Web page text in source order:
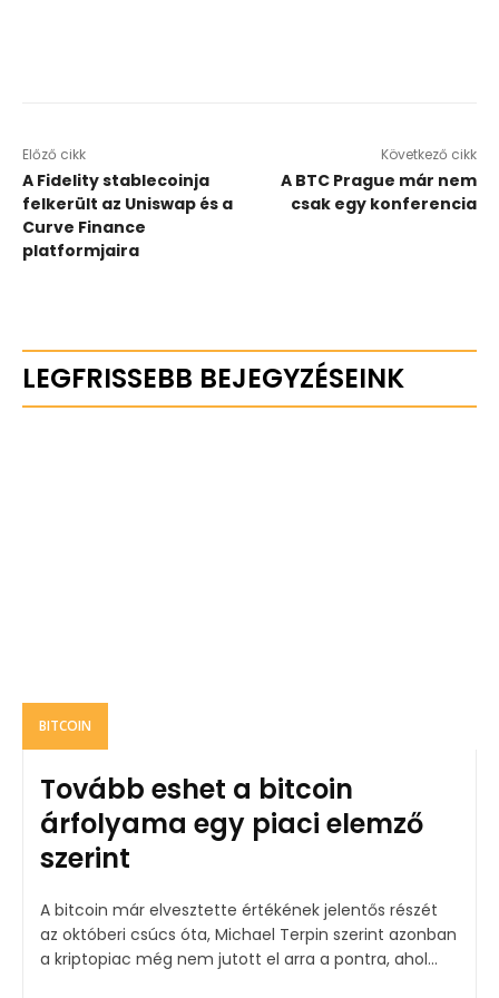
Előző cikk
A Fidelity stablecoinja
felkerült az Uniswap és a
Curve Finance
platformjaira
Következő cikk
A BTC Prague már nem
csak egy konferencia
LEGFRISSEBB BEJEGYZÉSEINK
BITCOIN
Tovább eshet a bitcoin
árfolyama egy piaci elemző
szerint
A bitcoin már elvesztette értékének jelentős részét
az októberi csúcs óta, Michael Terpin szerint azonban
a kriptopiac még nem jutott el arra a pontra, ahol...